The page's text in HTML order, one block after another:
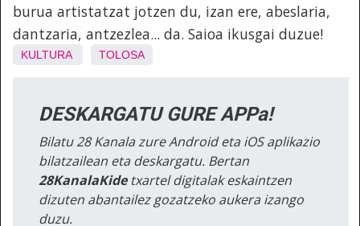
burua artistatzat jotzen du, izan ere, abeslaria,
dantzaria, antzezlea... da. Saioa ikusgai duzue!
KULTURA TOLOSA
DESKARGATU GURE APPa!
Bilatu 28 Kanala zure Android eta iOS aplikazio
bilatzailean eta deskargatu. Bertan
28KanalaKidetxartel digitalak eskaintzen
dizuten abantailez gozatzeko aukera izango
duzu.